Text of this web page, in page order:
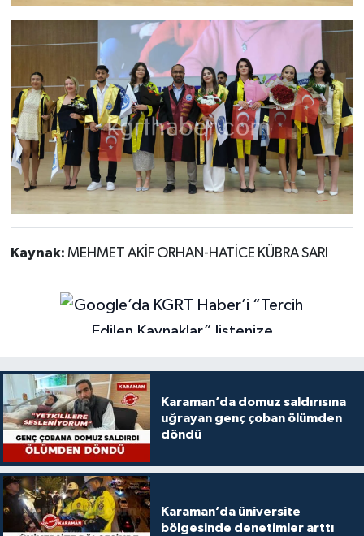
Kaynak: MEHMET AKİF ORHAN-HATİCE KÜBRA SARI
Karaman’da domuz saldırısına
uğrayan genç çoban ölümden
döndü
Karaman’da üniversite
bölgesinde denetimler arttı